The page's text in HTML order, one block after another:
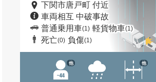
下関市唐戸町 付近
車両相互 中破事故
普通乗用車(1) 軽貨物車(1)
死亡(0) 負傷(1)
他 他